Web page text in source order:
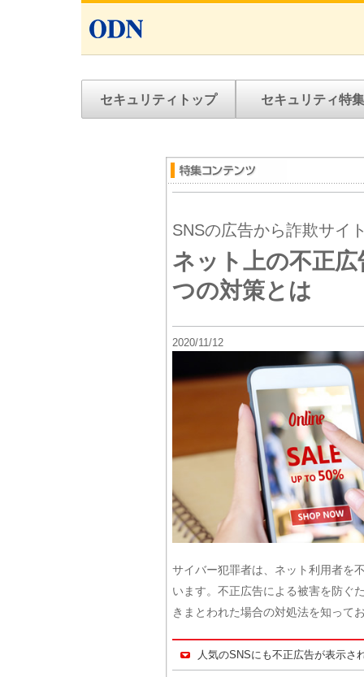
セキュリティトップ セキュリティ特集
SNSの広告から詐欺サイ
ネット上の不正
つの対策とは
2020/11/12
サイバー犯罪者は、ネット利用者を
います。不正広告による被害を防ぐ
きまとわれた場合の対処法を知って
人気のSNSにも不正広告が表示さ